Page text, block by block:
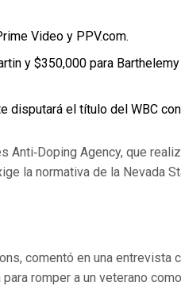
Video y PPV.com.
y $350,000 para
disputará el título del WBC
Agency, que
la normativa de la Nevada
comentó en una entrevista
romper a un veterano